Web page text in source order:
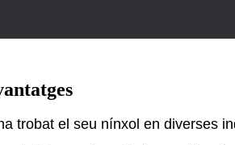
trobat el seu nínxol en diverses